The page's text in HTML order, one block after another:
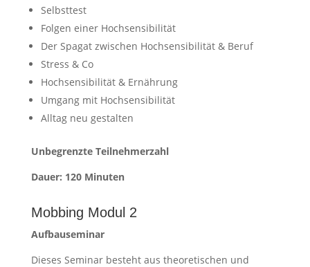
Selbsttest
Folgen einer Hochsensibilität
Der Spagat zwischen Hochsensibilität & Beruf
Stress & Co
Hochsensibilität & Ernährung
Umgang mit Hochsensibilität
Alltag neu gestalten
Unbegrenzte Teilnehmerzahl
Dauer: 120 Minuten
Mobbing Modul 2
Aufbauseminar
Dieses Seminar besteht aus theoretischen und